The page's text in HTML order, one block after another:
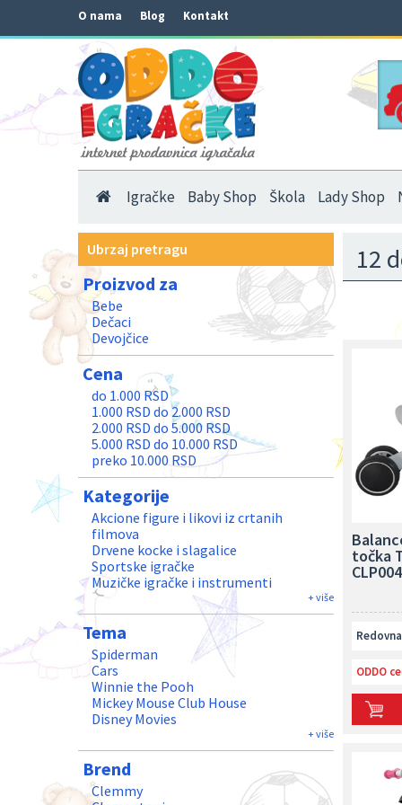
O nama Blog Kontakt
Igračke Baby Shop Škola Lady Shop
Ubrzaj pretragu
Proizvod za
Bebe
Dečaci
Devojčice
Cena
do 1.000 RSD
1.000 RSD do 2.000 RSD
2.000 RSD do 5.000 RSD
5.000 RSD do 10.000 RSD
preko 10.000 RSD
Kategorije
Akcione figure i likovi iz crtanih
filmova
Drvene kocke i slagalice
Sportske igračke
Muzičke igračke i instrumenti
Kreativni setovi
Dečije puzzle do 50 delova
Igračke prilagođene deci sa posebnim
potrebama
Podne puzzle i podloge
Lutke Bebe
ABRICK kocke
Plišane životinje
Plišani omiljeni likovi
konstruktori
QUERCETTI Bockalice Konstruktori
Slagalice
+ više
Tema
Spiderman
Cars
Winnie the Pooh
Mickey Mouse Club House
Disney Movies
Peppa Pig
Frozen
Minion
Marvel Heroes
+ više
Brend
Clemmy
12
točka
ODDO